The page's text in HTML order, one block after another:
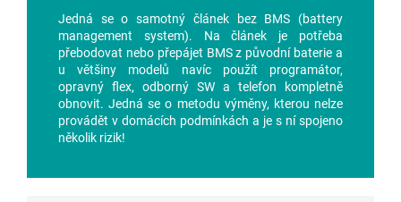
Jedná se o samotný článek bez BMS (battery
management system). Na článek je potřeba
přebodovat nebo přepájet BMS z původní baterie a
u většiny modelů navíc použít programátor,
opravný flex, odborný SW a telefon kompletně
obnovit. Jedná se o metodu výměny, kterou nelze
provádět v domácích podmínkách a je s ní spojeno
několik rizik!